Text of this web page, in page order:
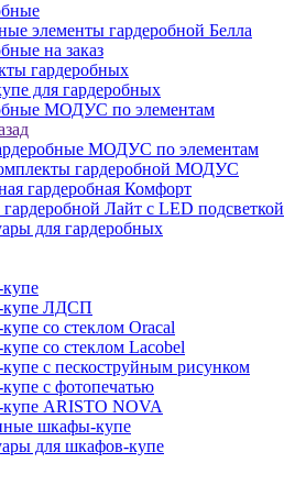
элементы гардеробной Белла
на заказ
гардеробных
для гардеробных
МОДУС по элементам
МОДУС по элементам
гардеробной МОДУС
гардеробная Комфорт
Лайт с LED подсветкой
для гардеробных
ЛДСП
со стеклом Oracal
со стеклом Lacobel
с пескоструйным рисунком
с фотопечатью
ARISTO NOVA
шкафы-купе
для шкафов-купе